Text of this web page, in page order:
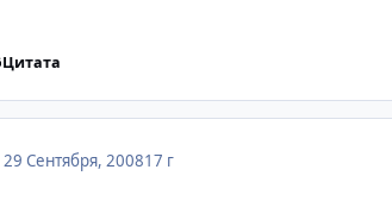
Цитата
29 Сентября, 200817 г